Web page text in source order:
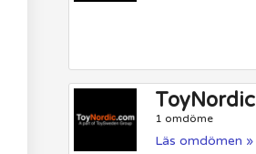
1 omdöme
Läs omdömen »